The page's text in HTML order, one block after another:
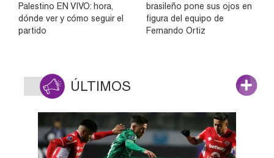
Palestino EN VIVO: hora,
dónde ver y cómo seguir el
partido
brasileño pone sus ojos en
figura del equipo de
Fernando Ortiz
ÚLTIMOS